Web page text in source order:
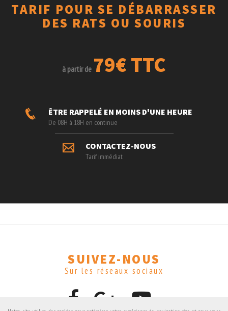
TARIF POUR SE DÉBARRASSER
DES RATS OU SOURIS
à partir de 79€ TTC
ÊTRE RAPPELÉ EN MOINS D'UNE HEURE
De 08H à 18H en continue
CONTACTEZ-NOUS
Tarif immédiat
SUIVEZ-NOUS
Sur les réseaux sociaux